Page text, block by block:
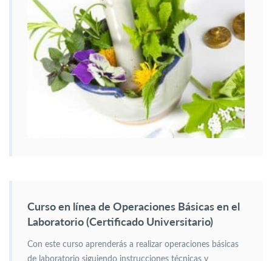
Curso en línea de Operaciones Básicas en el
Laboratorio (Certificado Universitario)
Con este curso aprenderás a realizar operaciones básicas
de laboratorio siguiendo instrucciones técnicas y